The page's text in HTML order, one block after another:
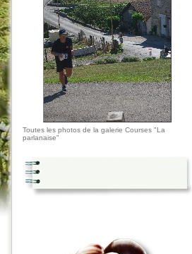
Toutes les photos de la galerie Courses "La
parlanaise"